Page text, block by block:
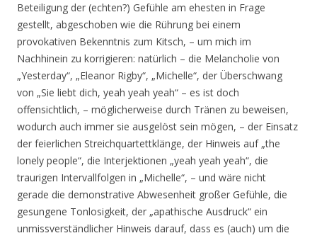
Beteiligung der (echten?) Gefühle am ehesten in Frage
gestellt, abgeschoben wie die Rührung bei einem
provokativen Bekenntnis zum Kitsch, – um mich im
Nachhinein zu korrigieren: natürlich – die Melancholie von
„Yesterday“, „Eleanor Rigby“, „Michelle“, der Überschwang
von „Sie liebt dich, yeah yeah yeah“ – es ist doch
offensichtlich, – möglicherweise durch Tränen zu beweisen,
wodurch auch immer sie ausgelöst sein mögen, – der Einsatz
der feierlichen Streichquartettklänge, der Hinweis auf „the
lonely people“, die Interjektionen „yeah yeah yeah“, die
traurigen Intervallfolgen in „Michelle“, – und wäre nicht
gerade die demonstrative Abwesenheit großer Gefühle, die
gesungene Tonlosigkeit, der „apathische Ausdruck“ ein
unmissverständlicher Hinweis darauf, dass es (auch) um die